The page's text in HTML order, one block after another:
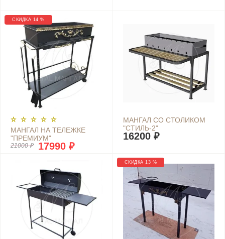
СКИДКА 14 %
МАНГАЛ НА ТЕЛЕЖКЕ
"ПРЕМИУМ"
21000 ₽ 17990 ₽
МАНГАЛ СО СТОЛИКОМ
"СТИЛЬ-2"
16200 ₽
СКИДКА 13 %